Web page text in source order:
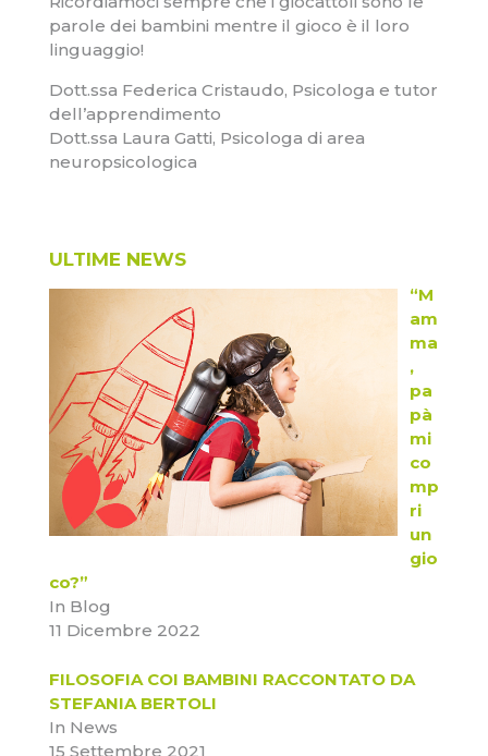
parole dei bambini mentre il gioco è il loro
linguaggio!
Dott.ssa Federica Cristaudo, Psicologa e tutor
dell’apprendimento
Dott.ssa Laura Gatti, Psicologa di area
neuropsicologica
ULTIME NEWS
“M
am
ma
,
pa
pà
mi
co
mp
ri
un
gio
co?”
In Blog
11 Dicembre 2022
FILOSOFIA COI BAMBINI RACCONTATO DA
STEFANIA BERTOLI
In News
15 Settembre 2021